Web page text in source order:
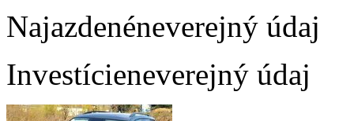
Najazdenéneverejný údaj
Investícieneverejný údaj